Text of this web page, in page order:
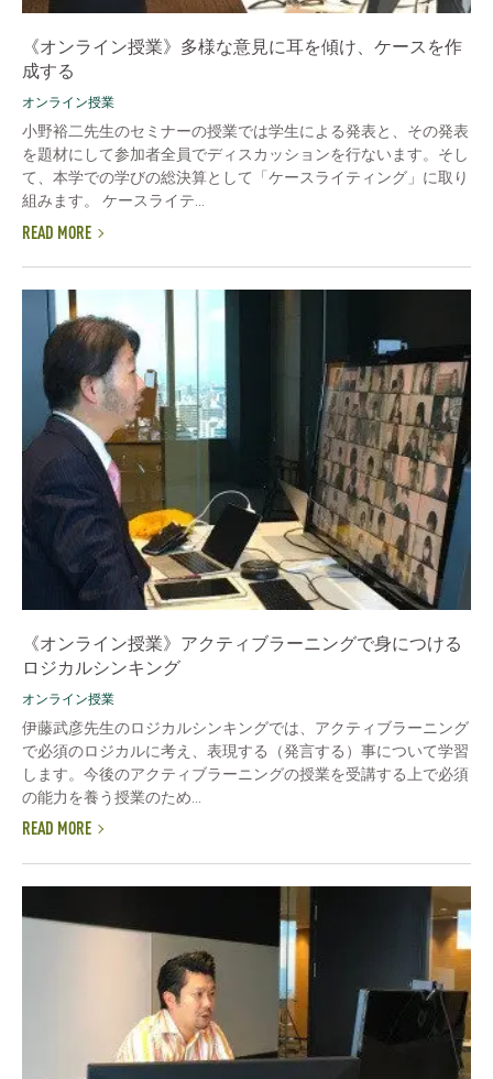
《オンライン授業》多様な意見に耳を傾け、ケースを作
成する
オンライン授業
小野裕二先生のセミナーの授業では学生による発表と、その発表
を題材にして参加者全員でディスカッションを行ないます。そし
て、本学での学びの総決算として「ケースライティング」に取り
組みます。 ケースライテ...
READ MORE
《オンライン授業》アクティブラーニングで身につける
ロジカルシンキング
オンライン授業
伊藤武彦先生のロジカルシンキングでは、アクティブラーニング
で必須のロジカルに考え、表現する（発言する）事について学習
します。今後のアクティブラーニングの授業を受講する上で必須
の能力を養う授業のため...
READ MORE